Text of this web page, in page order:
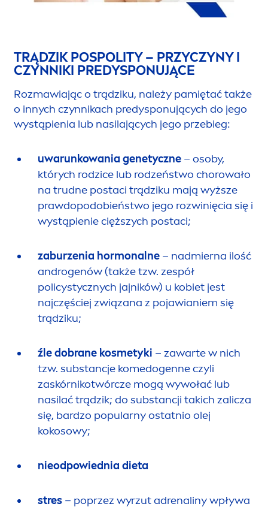
TRĄDZIK POSPOLITY – PRZYCZYNY I
CZYNNIKI PREDYSPONUJĄCE
Rozmawiając o trądziku, należy pamiętać także
o innych czynnikach predysponujących do jego
wystąpienia lub nasilających jego przebieg:
uwarunkowania genetyczne – osoby,
których rodzice lub rodzeństwo chorowało
na trudne postaci trądziku mają wyższe
prawdopodobieństwo jego rozwinięcia się i
wystąpienie cięższych postaci;
zaburzenia hormonalne – nadmierna ilość
androgenów (także tzw. zespół
policystycznych jajników) u kobiet jest
najczęściej związana z pojawianiem się
trądziku;
źle dobrane kosmetyki – zawarte w nich
tzw. substancje komedogenne czyli
zaskórnikotwórcze mogą wywołać lub
nasilać trądzik; do substancji takich zalicza
się, bardzo popularny ostatnio olej
kokosowy;
nieodpowiednia dieta
stres – poprzez wyrzut adrenaliny wpływa